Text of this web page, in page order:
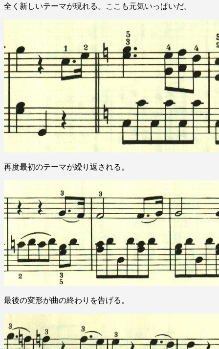
全く新しいテーマが現れる。ここも元気いっぱいだ。
再度最初のテーマが繰り返される。
最後の変形が曲の終わりを告げる。